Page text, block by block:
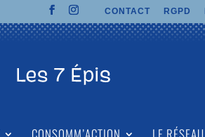
CONTACT RGPD